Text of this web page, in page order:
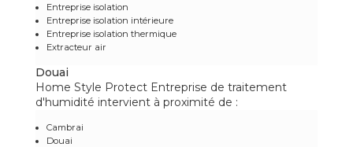
Entreprise isolation
Entreprise isolation intérieure
Entreprise isolation thermique
Extracteur air
Douai
Home Style Protect Entreprise de traitement
d'humidité intervient à proximité de :
Cambrai
Douai